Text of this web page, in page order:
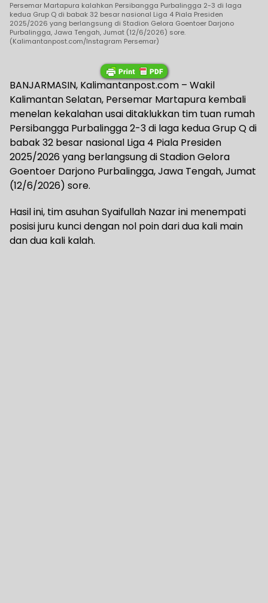
Persemar Martapura kalahkan Persibangga Purbalingga 2-3 di laga
kedua Grup Q di babak 32 besar nasional Liga 4 Piala Presiden
2025/2026 yang berlangsung di Stadion Gelora Goentoer Darjono
Purbalingga, Jawa Tengah, Jumat (12/6/2026) sore.
(Kalimantanpost.com/Instagram Persemar)
BANJARMASIN, Kalimantanpost.com – Wakil
Kalimantan Selatan, Persemar Martapura kembali
menelan kekalahan usai ditaklukkan tim tuan rumah
Persibangga Purbalingga 2-3 di laga kedua Grup Q di
babak 32 besar nasional Liga 4 Piala Presiden
2025/2026 yang berlangsung di Stadion Gelora
Goentoer Darjono Purbalingga, Jawa Tengah, Jumat
(12/6/2026) sore.
Hasil ini, tim asuhan Syaifullah Nazar ini menempati
posisi juru kunci dengan nol poin dari dua kali main
dan dua kali kalah.